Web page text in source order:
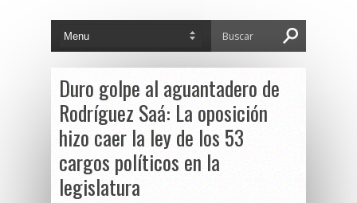
Duro golpe al aguantadero de
Rodríguez Saá: La oposición
hizo caer la ley de los 53
cargos políticos en la
legislatura